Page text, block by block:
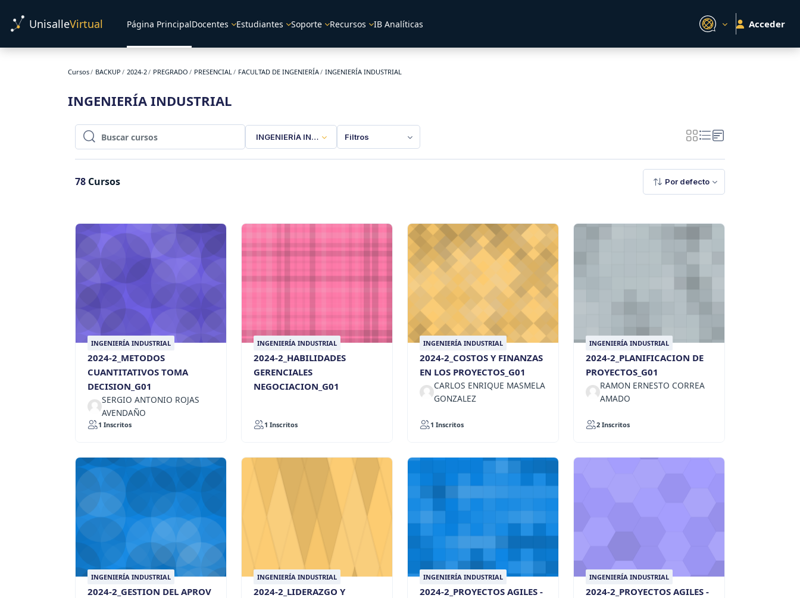
UnisalleVirtual Página PrincipalDocentes Estudiantes Soporte Recursos IB Analíticas Acceder
Cursos BACKUP 2024-2 PREGRADO PRESENCIAL FACULTAD DE INGENIERÍA INGENIERÍA INDUSTRIAL
INGENIERÍA INDUSTRIAL
Buscar cursos
Buscar cursos INGENIERÍA INDUSTRIALFiltros
78 Cursos Por defecto
INGENIERÍA INDUSTRIAL
2024-2_METODOS
CUANTITATIVOS TOMA
DECISION_G01
SERGIO ANTONIO ROJAS
AVENDAÑO
1 Inscritos
INGENIERÍA INDUSTRIAL
2024-2_HABILIDADES
GERENCIALES
NEGOCIACION_G01
1 Inscritos
INGENIERÍA INDUSTRIAL
2024-2_COSTOS Y FINANZAS
EN LOS PROYECTOS_G01
CARLOS ENRIQUE MASMELA
GONZALEZ
1 Inscritos
INGENIERÍA INDUSTRIAL
2024-2_PLANIFICACION DE
PROYECTOS_G01
RAMON ERNESTO CORREA
AMADO
2 Inscritos
INGENIERÍA INDUSTRIAL
2024-2_GESTION DEL APROV
INGENIERÍA INDUSTRIAL
2024-2_LIDERAZGO Y
INGENIERÍA INDUSTRIAL
2024-2_PROYECTOS AGILES -
INGENIERÍA INDUSTRIAL
2024-2_PROYECTOS AGILES -